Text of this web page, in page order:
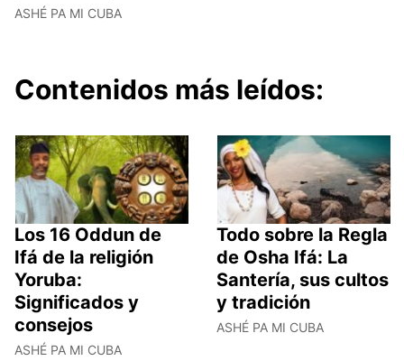
ASHÉ PA MI CUBA
Contenidos más leídos:
Los 16 Oddun de
Ifá de la religión
Yoruba:
Significados y
consejos
ASHÉ PA MI CUBA
Todo sobre la Regla
de Osha Ifá: La
Santería, sus cultos
y tradición
ASHÉ PA MI CUBA